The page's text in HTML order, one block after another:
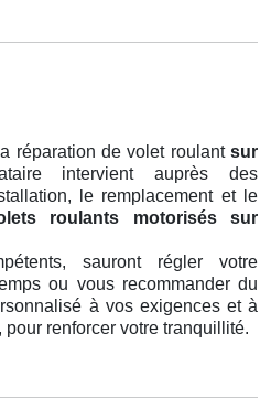
réparation de volet roulant sur
intervient auprès des
le remplacement et le
roulants motorisés
sur
sauront régler votre
ou vous recommander du
à vos exigences et à
renforcer votre tranquillité.